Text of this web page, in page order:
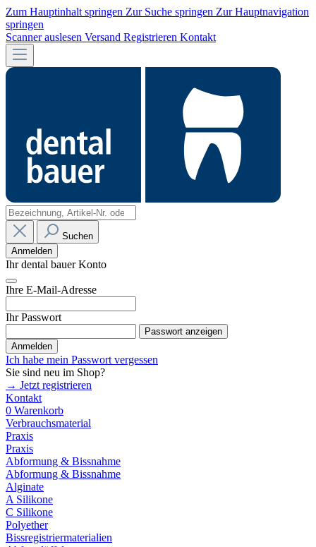
Zum Hauptinhalt springen Zur Suche springen Zur Hauptnavigation
springen
Scanner auslesen Versand Registrieren Kontakt
Suchen
Anmelden
Ihr dental bauer Konto
Ihre E-Mail-Adresse
Ihr Passwort
Passwort anzeigen
Anmelden
Ich habe mein Passwort vergessen
Sie sind neu im Shop?
→ Jetzt registrieren
Kontakt
0 Warenkorb
Verbrauchsmaterial
Praxis
Praxis
Abformung & Bissnahme
Abformung & Bissnahme
Alginate
A Silikone
C Silikone
Polyether
Bissregistriermaterialien